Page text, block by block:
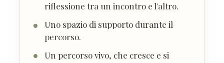
riflessione tra un incontro e l'altro.
Uno spazio di supporto durante il
percorso.
Un percorso vivo, che cresce e si